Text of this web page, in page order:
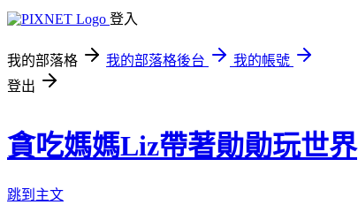
登入
我的部落格 我的部落格後台
我的帳號
登出
貪吃媽媽Liz帶著勛勛玩世界
跳到主文